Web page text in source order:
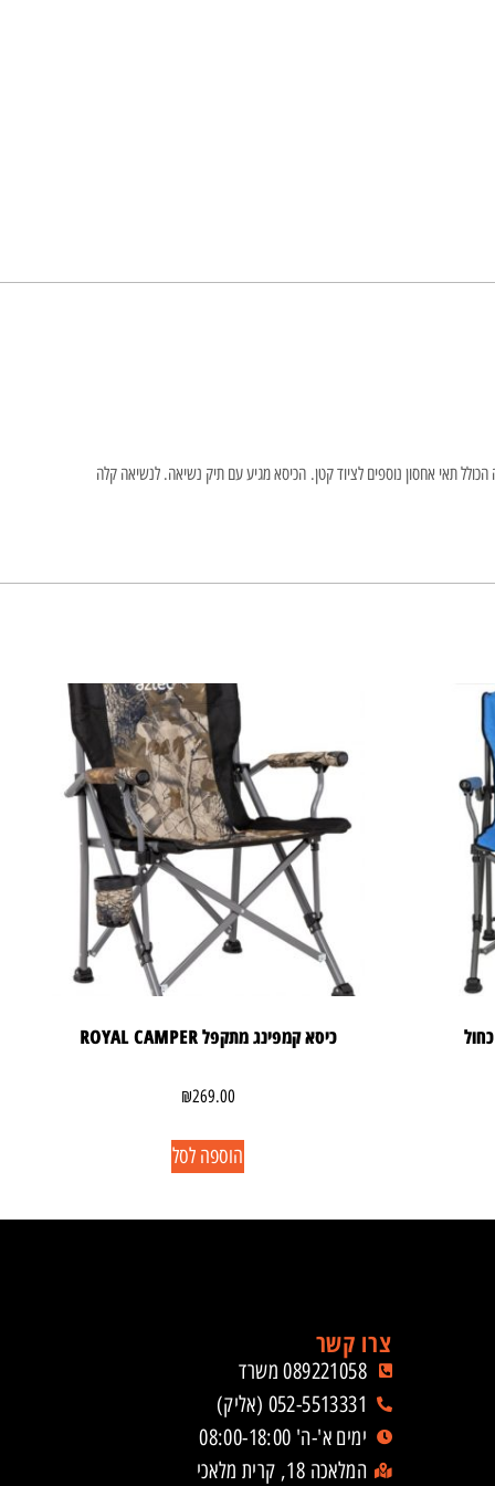
תאי אחסון נוספים לציוד קטן. הכיסא מגיע עם תיק נשיאה. לנשיאה קלה
כיסא קמפינג מתקפל ROYAL CAMPER
₪269.00
הוספה לסל
צרו קשר
089221058 משרד
052-5513331 (אליק)
ימים א'-ה' 08:00-18:00
המלאכה 18, קרית מלאכי